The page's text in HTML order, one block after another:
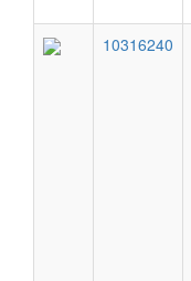
10316240